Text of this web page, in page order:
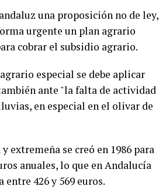
una proposición no de ley,
urgente un plan agrario
cobrar el subsidio agrario.
especial se debe aplicar
ante "la falta de actividad
en especial en el olivar de
extremeña se creó en 1986 para
anuales, lo que en Andalucía
426 y 569 euros.